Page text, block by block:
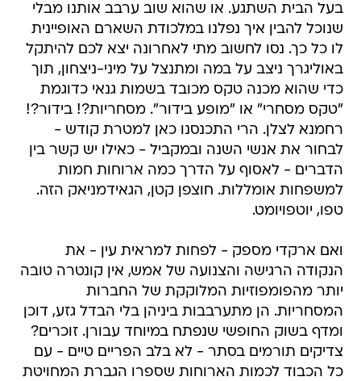
בעל הבית השתגע. או שהוא שוב ערבב אותנו מבלי
שנוכל להבין איך נפלנו במלכודת השארם האופיינית
לו כל כך. נסו לחשוב מתי לאחרונה יצא לכם להיתקל
באוליגרך ניצב על במה ומתנצל על מיני-ניצחון, תוך
כדי שהוא מכנה טקס מכובד בשמות גנאי כדוגמת
"טקס מסחרי" או "מופע בידור". מסחריות?! בידור?!
רחמנא לצלן. הרי התכנסנו כאן למטרת קודש -
לבחור את אנשי השנה ובמקביל - כאילו יש קשר בין
הדברים - לאסוף על הדרך כמה ארוחות חמות
למשפחות אומללות. חוצפן קטן, הגאידמניאק הזה.
טפו, יוטפויומט.
ואם ארקדי מספק - לפחות למראית עין - את
הנקודה הרגישה והצנועה של אמש, אין קונטרה טובה
יותר מהפומפוזיות המלוקקת של החברות
המסחריות. הן מתערבבות ביניהן בלי הבדל גזע, דוכן
ומדף בשוק החופשי שנפתח במיוחד עבורן. זוכרים?
צדיקים תורמים בסתר - לא בלב הפריים טיים - עם
כל הכבוד לכמות הארוחות שספרו הגברת המחויטת